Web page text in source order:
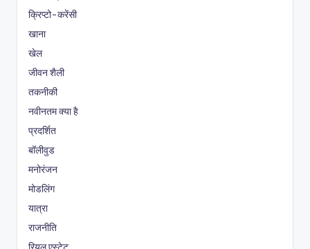
क्रिप्टो-करेंसी
खाना
खेल
जीवन शैली
तकनीकी
नवीनतम क्या है
प्रदर्शित
बॉलीवुड
मनोरंजन
मोडलिंग
यात्रा
राजनीति